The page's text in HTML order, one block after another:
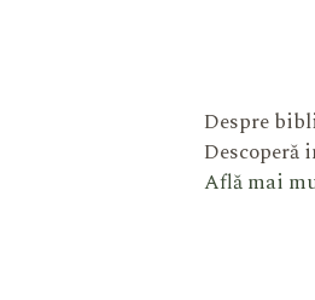
Despre
Află mai